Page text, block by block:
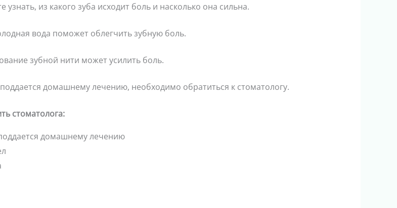
из какого зуба исходит боль и насколько она сильна.
вода поможет облегчить зубную боль.
зубной нити может усилить боль.
домашнему лечению, необходимо обратиться к стоматологу.
стоматолога:
домашнему лечению